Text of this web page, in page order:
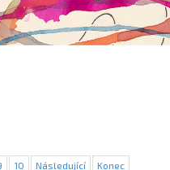
10 Následující Konec